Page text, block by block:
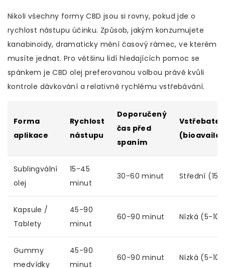
Nikoli všechny formy CBD jsou si rovny, pokud jde o
rychlost nástupu účinku. Způsob, jakým konzumujete
kanabinoidy, dramaticky mění časový rámec, ve kterém
musíte jednat. Pro většinu lidí hledajících pomoc se
spánkem jeCBD olej preferovanou volbou právě kvůli
kontrole dávkování a relativně rychlému vstřebávání.
Forma
aplikace
Rychlost
nástupu
Doporučený
čas před
spaním
Sublingvální
olej
15-45
minut
30-60 minut Střední (15-
Kapsule /
Tablety
45-90
minut
60-90 minut Nízká (5-10
Gummy
medvídky
45-90
minut
60-90 minut Nízká (5-10